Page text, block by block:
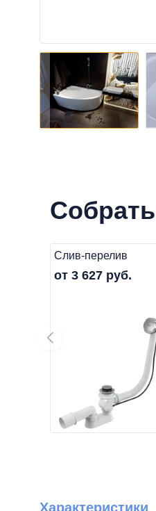
Слив-перелив
от 3 627 руб.
Характеристики